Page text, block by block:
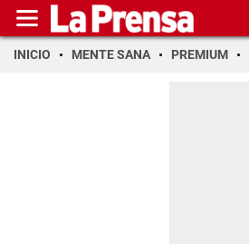
INICIO MENTE SANA PREMIUM